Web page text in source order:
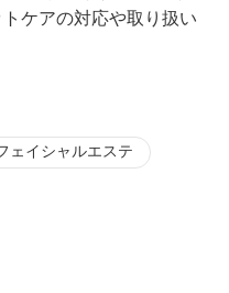
ケアの対応や取り扱い
ェイシャルエステ